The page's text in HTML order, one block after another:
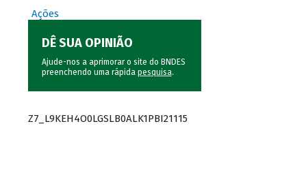
Ações
DÊ SUA OPINIÃO
Ajude-nos a aprimorar o site do BNDES
preenchendo uma rápida pesquisa.
Z7_L9KEH4O0LGSLB0ALK1PBI21115